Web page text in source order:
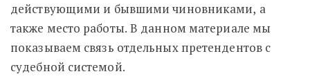
действующими и бывшими чиновниками, а
также место работы. В данном материале мы
показываем связь отдельных претендентов с
судебной системой.